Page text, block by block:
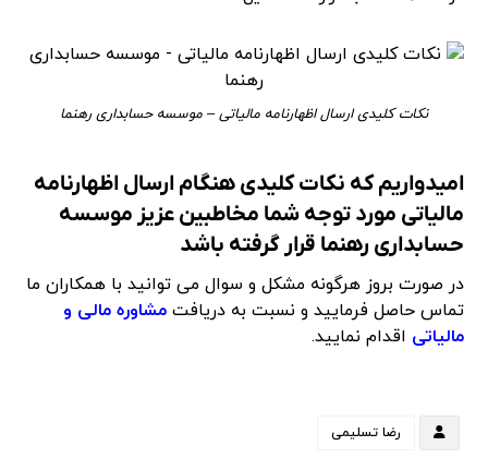
نکات کلیدی ارسال اظهارنامه مالیاتی – موسسه حسابداری رهنما
امیدواریم که نکات کلیدی هنگام ارسال اظهارنامه
مالیاتی مورد توجه شما مخاطبین عزیز موسسه
حسابداری رهنما قرار گرفته باشد
در صورت بروز هرگونه مشکل و سوال می توانید با همکاران ما
تماس حاصل فرمایید و نسبت به دریافتمشاوره مالی و
مالیاتی اقدام نمایید.
رضا تسلیمی